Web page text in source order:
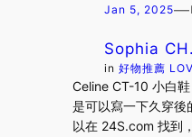
Jan 5, 2025—
Sophia
in好物推薦
Celine CT-10 小白
是可以寫一下久穿後
以在 24S.com 找到